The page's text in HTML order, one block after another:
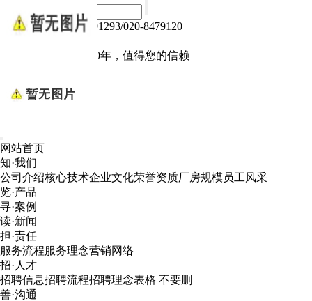
热线电话：020-84791293/020-8479120
电子产品我们做了10年，值得您的信赖
网站首页
知·我们
公司介绍核心技术企业文化荣誉资质厂房规模 员工风采
览·产品
寻·案例
读·新闻
担·责任
服务流程服务理念营销网络
招·人才
招聘信息招聘流程招聘理念表格 不要删
善·沟通